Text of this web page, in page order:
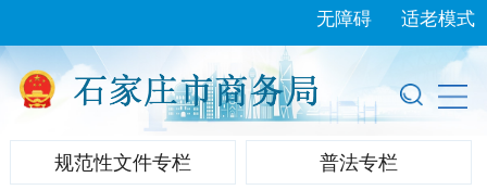
无障碍 适老模式
规范性文件专栏 普法专栏